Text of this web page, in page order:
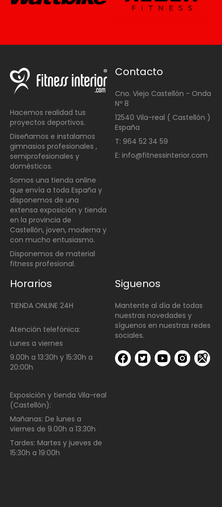
Hacemos realidad tus
proyectos deportivos.
Diseñamos e instalamos
gimnasios profesionales ,
semiprofesionales y
domésticos.
Somos una tienda online
que envía a toda España y
disponemos de una
extensa exposición y tienda
en la provincia de
Castellón, joven, moderna y
con mucho entusiasmo.
Disponemos de material
fitness profesional.
Contacto
Cno. Viejo Castellón - Onda
Nº 8
12540 Vila-real ( Castellón )
España
T: 964 52 34 59
E: info@fitnessinterior.com
Horarios
TIENDA ONLINE 24H
Atención telefónica:
Lunes a viernes
9.00h a 13:30h y 15:30h a
20:00h
Exposición y tienda Vila-real
(Castellón):
Mañanas: De lunes a
viernes de 9.00h a 13:30h
Tardes: Martes y jueves de
15:30h a 19:00h
Siguenos
Mantente al día de todas
nuestras novedades y
síguenos en nuestras redes
sociales.